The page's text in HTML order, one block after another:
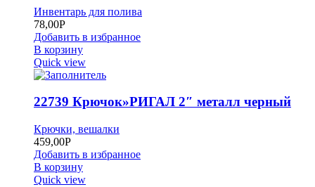
Инвентарь для полива
78,00Р
Добавить в избранное
В корзину
Quick view
22739 Крючок»РИГАЛ 2″ металл черный
Крючки, вешалки
459,00Р
Добавить в избранное
В корзину
Quick view